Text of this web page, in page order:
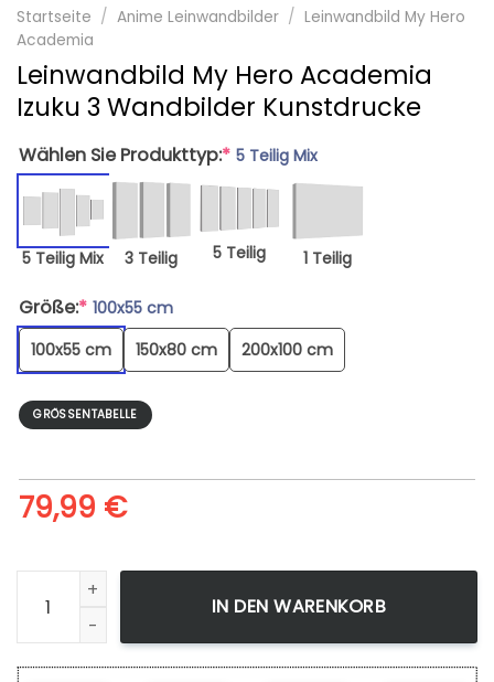
Startseite / Anime Leinwandbilder / Leinwandbild My Hero
Academia
Leinwandbild My Hero Academia
Izuku 3 Wandbilder Kunstdrucke
Wählen Sie Produkttyp:* 5 Teilig Mix
5 Teilig Mix 3 Teilig 5 Teilig 1 Teilig
Größe:* 100x55 cm
100x55 cm
150x80 cm 200x100 cm
GRÖSSENTABELLE
79,99 €
Leinwandbild My Hero Academia Izuku 3 Wandbilder
IN DEN WARENKORB